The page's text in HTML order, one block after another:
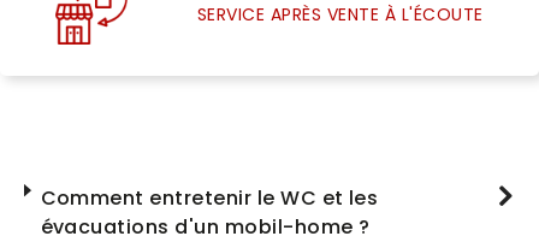
SERVICE APRÈS VENTE À L'ÉCOUTE
Comment entretenir le WC et les
évacuations d'un mobil-home ?